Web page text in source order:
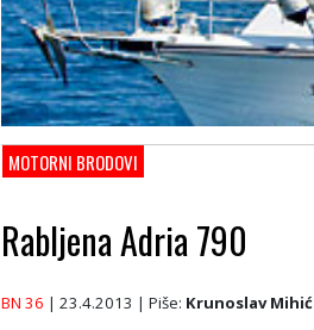
MOTORNI BRODOVI
Rabljena Adria 790
BN 36 | 23.4.2013 | Piše: Krunoslav Mihić